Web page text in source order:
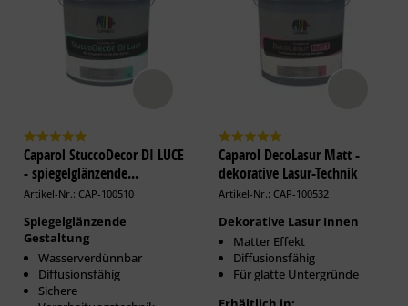
Caparol StuccoDecor DI LUCE
- spiegelglänzende...
Artikel-Nr.: CAP-100510
Spiegelglänzende
Gestaltung
Wasserverdünnbar
Diffusionsfähig
Sichere
Caparol DecoLasur Matt -
dekorative Lasur-Technik
Artikel-Nr.: CAP-100532
Dekorative Lasur Innen
Matter Effekt
Diffusionsfähig
Für glatte Untergründe